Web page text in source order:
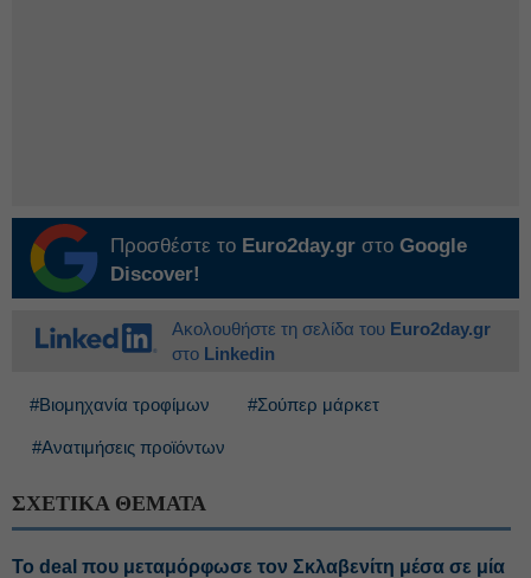
Προσθέστε το Euro2day.gr στο Google
Discover!
Ακολουθήστε τη σελίδα του Euro2day.gr
στο Linkedin
#Βιομηχανία τροφίμων #Σούπερ μάρκετ
#Ανατιμήσεις προϊόντων
ΣΧΕΤΙΚΑ ΘΕΜΑΤΑ
Το deal που μεταμόρφωσε τον Σκλαβενίτη μέσα σε μία